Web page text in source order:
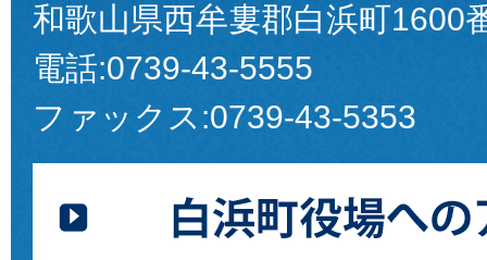
和歌山県西牟婁郡白浜町1600
電話:0739-43-5555
ファックス:0739-43-5353